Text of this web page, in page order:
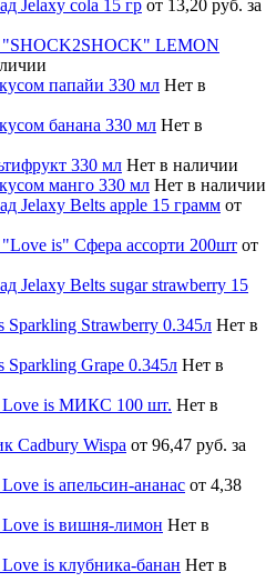
Jelaxy cola 15 гр от 13,20 руб. за
"SHOCK2SHOCK" LEMON
папайи 330 мл Нет в
банана 330 мл Нет в
330 мл Нет в наличии
манго 330 мл Нет в наличии
Jelaxy Belts apple 15 грамм от
"Love is" Сфера ассорти 200шт от
Jelaxy Belts sugar strawberry 15
Sparkling Strawberry 0.345л Нет в
Sparkling Grape 0.345л Нет в
Love is МИКС 100 шт. Нет в
Cadbury Wispa от 96,47 руб. за
is апельсин-ананас от 4,38
Love is вишня-лимон Нет в
is клубника-банан Нет в